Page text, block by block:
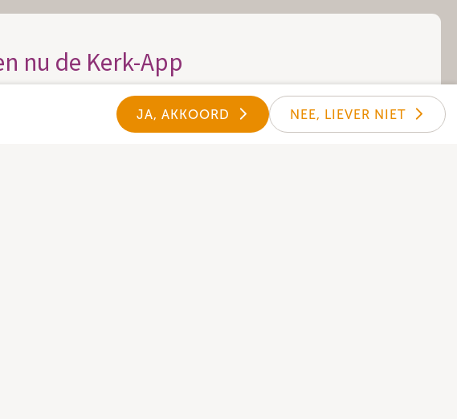
nu de Kerk-App
link hieronder kun je de Donkey Mobile kerk-app
JA, AKKOORD NEE, LIEVER NIET